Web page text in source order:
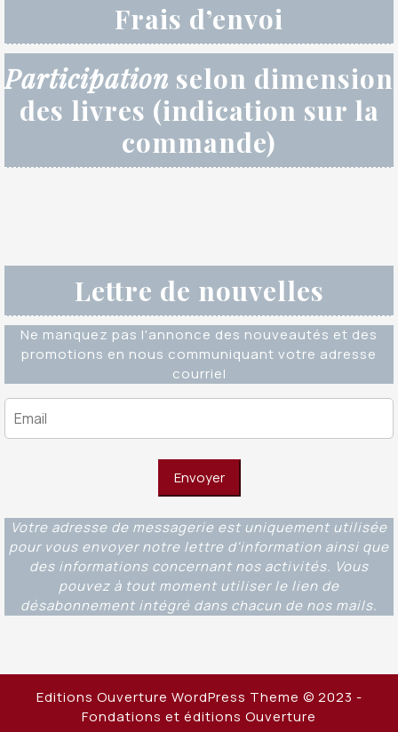
Frais d’envoi
Participation selon dimension
des livres (indication sur la
commande)
Lettre de nouvelles
Ne manquez pas l'annonce des nouveautés et des
promotions en nous communiquant votre adresse
courriel
Votre adresse de messagerie est uniquement utilisée
pour vous envoyer notre lettre d'information ainsi que
des informations concernant nos activités. Vous
pouvez à tout moment utiliser le lien de
désabonnement intégré dans chacun de nos mails.
Editions Ouverture WordPress Theme © 2023 -
Fondations et éditions Ouverture